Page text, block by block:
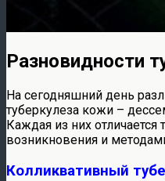
Разновидности
На сегодняшний день
туберкулеза кожи –
Каждая из них
возникновения и
Колликвативный